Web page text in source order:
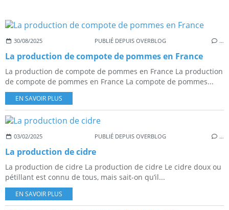
30/08/2025 PUBLIÉ DEPUIS OVERBLOG …
La production de compote de pommes en France
La production de compote de pommes en France La production
de compote de pommes en France La compote de pommes...
EN SAVOIR PLUS
03/02/2025 PUBLIÉ DEPUIS OVERBLOG …
La production de cidre
La production de cidre La production de cidre Le cidre doux ou
pétillant est connu de tous, mais sait-on qu’il...
EN SAVOIR PLUS